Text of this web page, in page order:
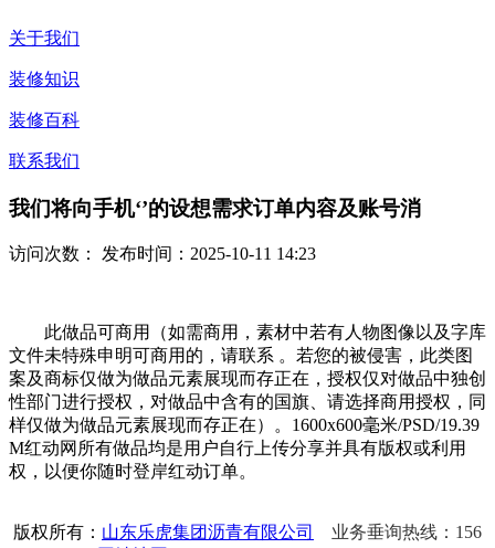
关于我们
装修知识
装修百科
联系我们
我们将向手机‘’的设想需求订单内容及账号消
访问次数： 发布时间：2025-10-11 14:23
此做品可商用（如需商用，素材中若有人物图像以及字库
文件未特殊申明可商用的，请联系 。若您的被侵害，此类图
案及商标仅做为做品元素展现而存正在，授权仅对做品中独创
性部门进行授权，对做品中含有的国旗、请选择商用授权，同
样仅做为做品元素展现而存正在）。1600x600毫米/PSD/19.39
M红动网所有做品均是用户自行上传分享并具有版权或利用
权，以便你随时登岸红动订单。
版权所有： 山东乐虎集团沥青有限公司
业务垂询热线：156